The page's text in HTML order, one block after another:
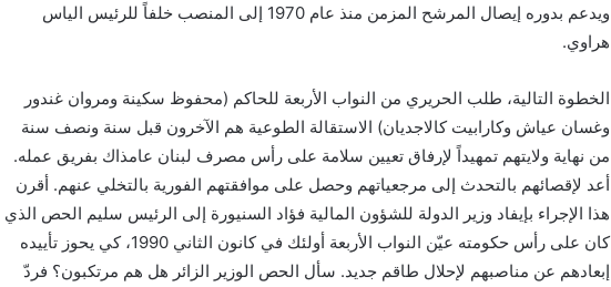
ويدعم بدوره إيصال المرشح المزمن منذ عام 1970 إلى المنصب خلفاً للرئيس الياس
هراوي.
الخطوة التالية، طلب الحريري من النواب الأربعة للحاكم (محفوظ سكينة ومروان غندور
وغسان عياش وكارابيت كالاجديان) الاستقالة الطوعية هم الآخرون قبل سنة ونصف سنة
من نهاية ولايتهم تمهيداً لإرفاق تعيين سلامة على رأس مصرف لبنان عامذاك بفريق عمله.
أعد لإقصائهم بالتحدث إلى مرجعياتهم وحصل على موافقتهم الفورية بالتخلي عنهم. أقرن
هذا الإجراء بإيفاد وزير الدولة للشؤون المالية فؤاد السنيورة إلى الرئيس سليم الحص الذي
كان على رأس حكومته عيّن النواب الأربعة أولئك في كانون الثاني 1990، كي يحوز تأييده
إبعادهم عن مناصبهم لإحلال طاقم جديد. سأل الحص الوزير الزائر هل هم مرتكبون؟ فردّ